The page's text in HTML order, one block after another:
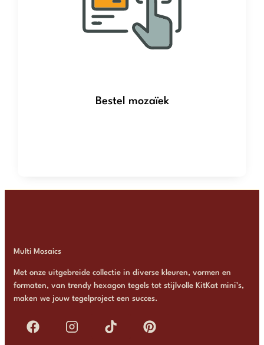
Bestel mozaïek
Multi Mosaics
Met onze uitgebreide collectie in diverse kleuren, vormen en
formaten, van trendy hexagon tegels tot stijlvolle KitKat mini’s,
maken we jouw tegelproject een succes.